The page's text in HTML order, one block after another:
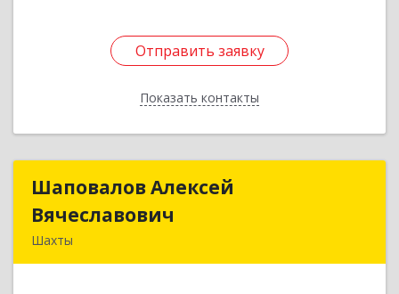
Отправить заявку
Показать контакты
Отправить заявку
Назад
Шаповалов Алексей
Вячеславович
Шахты
Шаповалов Алексей